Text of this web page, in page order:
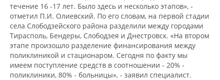
течение 16 -17 лет. Было здесь и несколько этапов», -
отметил П.И. Олиевский. По его словам, на первой стадии
села Слободзейского района разделили между городами
Тирасполь, Бендеры, Слободзея и Днестровск. «На втором
этапе произошло разделение финансирования между
поликлиникой и стационаром. Сегодня по факту мы
имеем поступление средств в соотношении - 20% -
поликлиники, 80% - больницы», - заявил специалист.